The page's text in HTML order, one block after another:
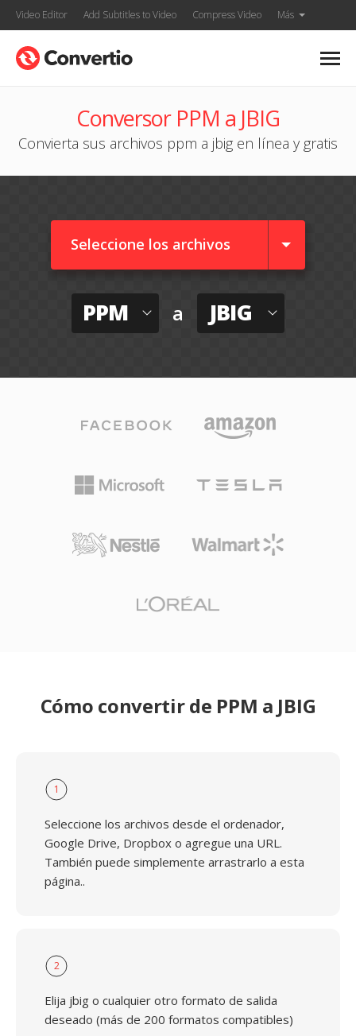
Video Editor Add Subtitles to Video Compress Video Más
Conversor PPM a JBIG
Convierta sus archivos ppm a jbig en línea y gratis
Seleccione los archivos
PPM a JBIG
Cómo convertir de PPM a JBIG
1
Seleccione los archivos desde el ordenador,
Google Drive, Dropbox o agregue una URL.
También puede simplemente arrastrarlo a esta
página..
2
Elija jbig o cualquier otro formato de salida
deseado (más de 200 formatos compatibles)